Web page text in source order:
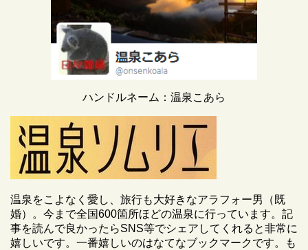
ハンドルネーム：温泉こあら
温泉をこよなく愛し、旅行も大好きなアラフォー男（既
婚）。今まで全国600箇所ほどの温泉に行っています。記
事を読んで良かったらSNS等でシェアしてくれると非常に
嬉しいです。一番嬉しいのはなてなブックマークです。も